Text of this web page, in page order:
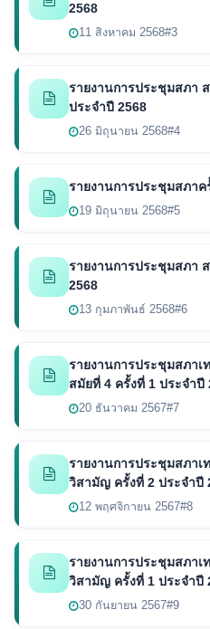
2568
11 สิงหาคม 2568#3
รายงานการประชุมสภา
ประจำปี 2568
26 มิถุนายน 2568#4
รายงานการประชุมสภาค
19 มิถุนายน 2568#5
รายงานการประชุมสภา
2568
13 กุมภาพันธ์ 2568#6
รายงานการประชุมสภา
สมัยที่ 4 ครั้งที่ 1 ประจำปี
20 ธันวาคม 2567#7
รายงานการประชุมสภา
วิสามัญ ครั้งที่ 2 ประจำปี
12 พฤศจิกายน 2567#8
รายงานการประชุมสภา
วิสามัญ ครั้งที่ 1 ประจำปี
30 กันยายน 2567#9